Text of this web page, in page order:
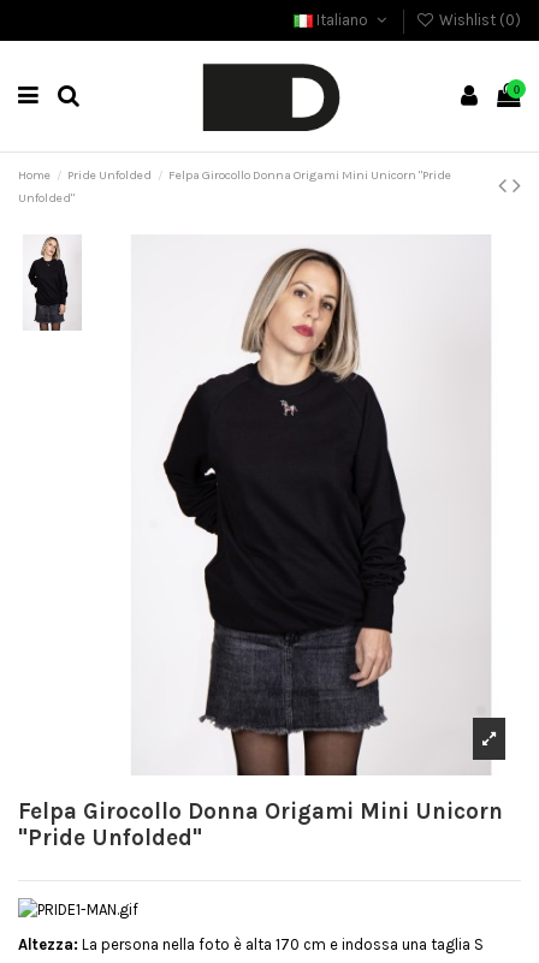
Italiano Wishlist (0)
0
Home Pride Unfolded
Felpa Girocollo Donna Origami Mini Unicorn "Pride
Unfolded"
Felpa Girocollo Donna Origami Mini Unicorn
"Pride Unfolded"
Altezza: La persona nella foto è alta 170 cm e indossa una taglia S